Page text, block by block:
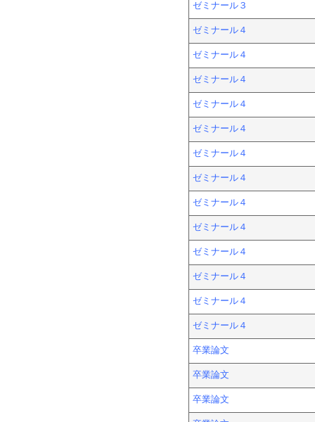
ゼミナール３
ゼミナール４
ゼミナール４
ゼミナール４
ゼミナール４
ゼミナール４
ゼミナール４
ゼミナール４
ゼミナール４
ゼミナール４
ゼミナール４
ゼミナール４
ゼミナール４
ゼミナール４
卒業論文
卒業論文
卒業論文